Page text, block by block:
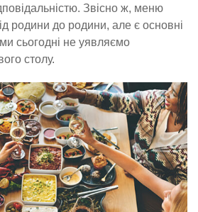
Звісно ж, меню
родини до родини, але є основні
сьогодні не уявляємо
столу.